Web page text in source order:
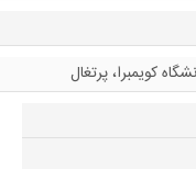
کویمبرا، پرتغال